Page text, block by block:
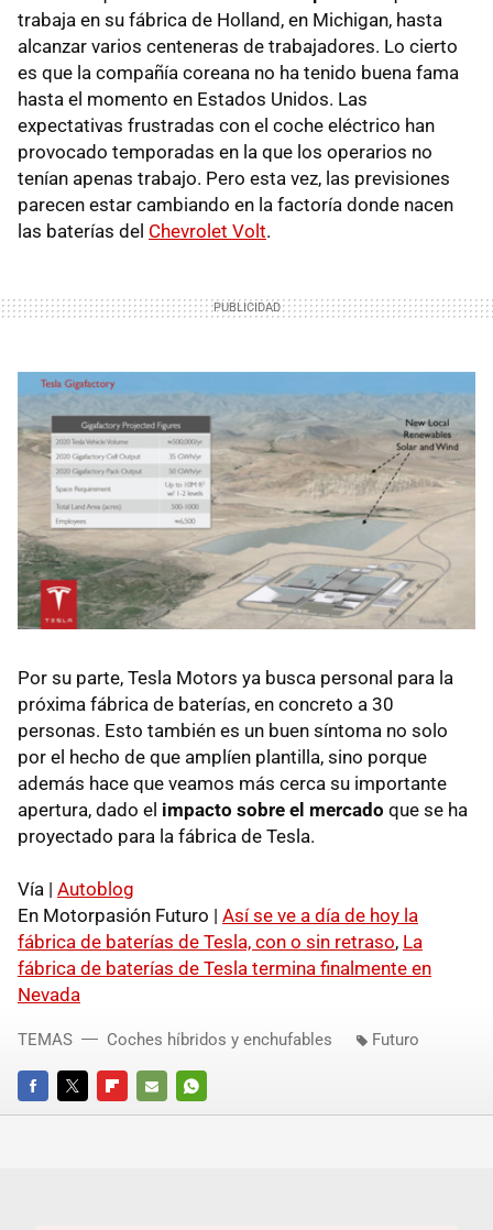
trabaja en su fábrica de Holland, en Michigan, hasta
alcanzar varios centeneras de trabajadores. Lo cierto
es que la compañía coreana no ha tenido buena fama
hasta el momento en Estados Unidos. Las
expectativas frustradas con el coche eléctrico han
provocado temporadas en la que los operarios no
tenían apenas trabajo. Pero esta vez, las previsiones
parecen estar cambiando en la factoría donde nacen
las baterías del Chevrolet Volt.
Por su parte, Tesla Motors ya busca personal para la
próxima fábrica de baterías, en concreto a 30
personas. Esto también es un buen síntoma no solo
por el hecho de que amplíen plantilla, sino porque
además hace que veamos más cerca su importante
apertura, dado el impacto sobre el mercado que se ha
proyectado para la fábrica de Tesla.
Vía | Autoblog
En Motorpasión Futuro | Así se ve a día de hoy la
fábrica de baterías de Tesla, con o sin retraso, La
fábrica de baterías de Tesla termina finalmente en
Nevada
FACEBOOKTWITTERFLIPBOARD
E-
WHATSAPP
TEMAS Coches híbridos y enchufables Futuro